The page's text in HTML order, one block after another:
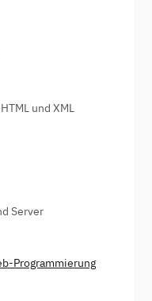
und XML
Server
Programmierung